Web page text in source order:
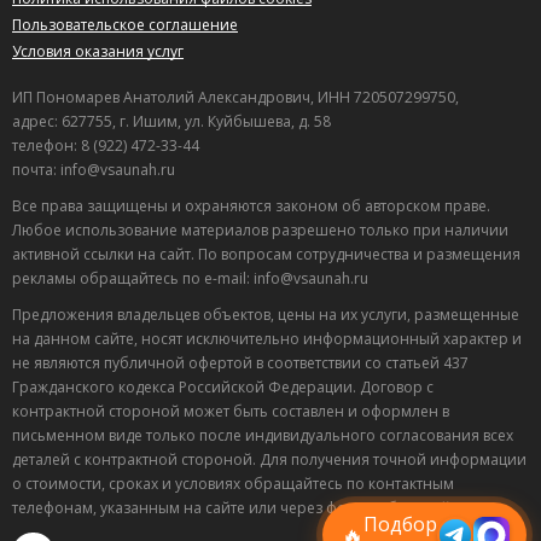
Баня просто супер! Очень рекомендую. Лучшая баня из
тех где мне доводилось бывать.
Александр
о Кедровая баня
31.07.2020 в 21:17
Это лучшая баня !!!!! Хожу в баню 25 лет баню лучше не
встречал!
Полезный отзыв? Нет
10
Пользовательское соглашение
Условия оказания услуг
ИП Пономарев Анатолий Александрович, ИНН 720507299750,
адрес: 627755, г. Ишим, ул. Куйбышева, д. 58
телефон: 8 (922) 472-33-44
почта: info@vsaunah.ru
Все права защищены и охраняются законом об авторском праве.
Любое использование материалов разрешено только при наличии
активной ссылки на сайт. По вопросам сотрудничества и размещения
рекламы обращайтесь по e-mail: info@vsaunah.ru
Предложения владельцев объектов, цены на их услуги, размещенные
на данном сайте, носят исключительно информационный характер и
не являются публичной офертой в соответствии со статьей 437
Гражданского кодекса Российской Федерации. Договор с
контрактной стороной может быть составлен и оформлен в
письменном виде только после индивидуального согласования всех
деталей с контрактной стороной. Для получения точной информации
о стоимости, сроках и условиях обращайтесь по контактным
телефонам, указанным на сайте или через форму обратной связи.
🔥Подбор
Лучшие
спецпредложения
саун
Подписывайтесь в Telegram или MAX —
пришлём свежие скидки